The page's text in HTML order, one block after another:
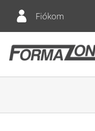
content
Fiókom